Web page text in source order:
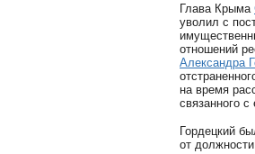
Глава Крыма
уволил с
отношений
Александра
на время
связанного с
Гордецкий
от